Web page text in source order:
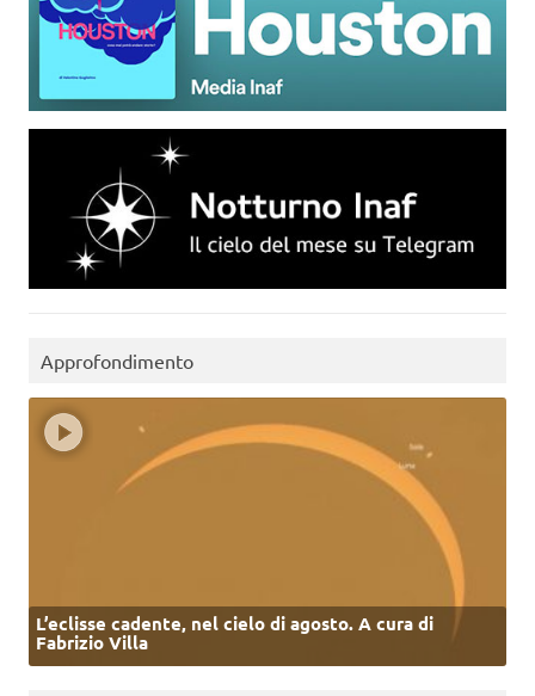
Approfondimento
L’eclisse cadente, nel cielo di agosto. A cura di
Fabrizio Villa